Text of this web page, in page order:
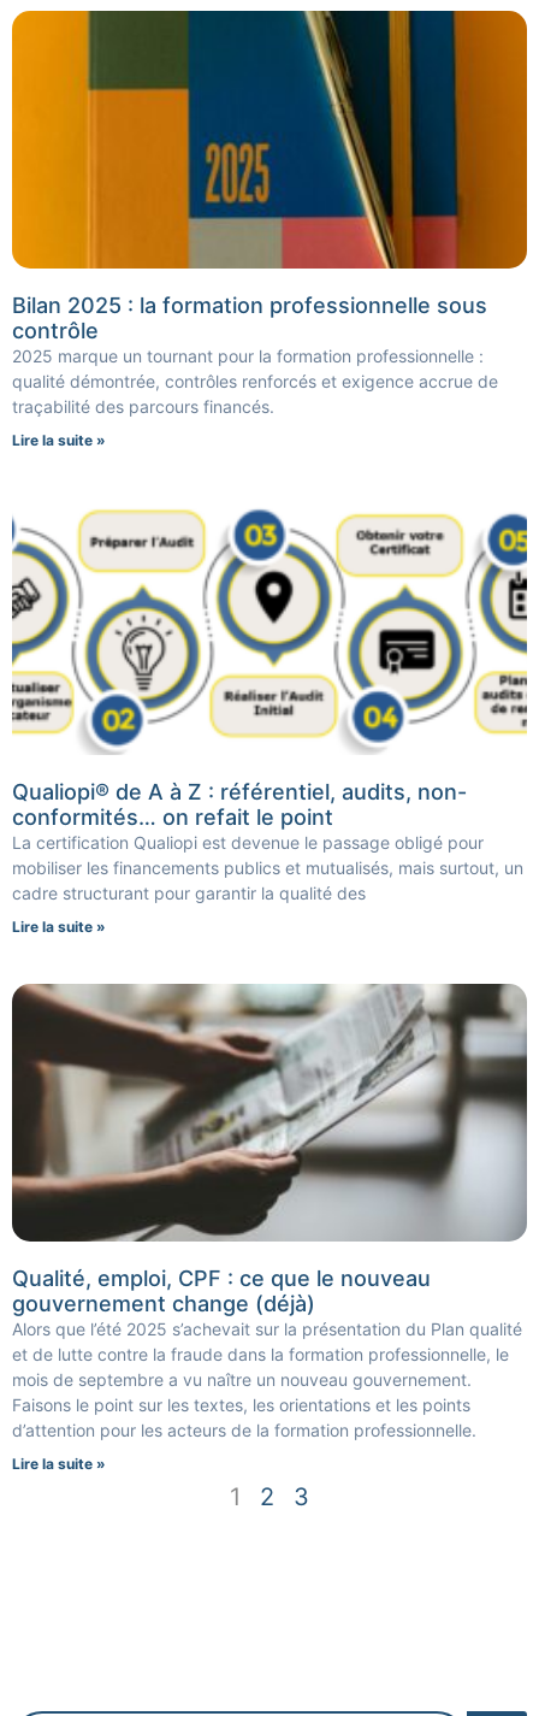
Bilan 2025 : la formation professionnelle sous
contrôle
2025 marque un tournant pour la formation professionnelle :
qualité démontrée, contrôles renforcés et exigence accrue de
traçabilité des parcours financés.
Lire la suite »
Qualiopi® de A à Z : référentiel, audits, non-
conformités… on refait le point
La certification Qualiopi est devenue le passage obligé pour
mobiliser les financements publics et mutualisés, mais surtout, un
cadre structurant pour garantir la qualité des
Lire la suite »
Qualité, emploi, CPF : ce que le nouveau
gouvernement change (déjà)
Alors que l’été 2025 s’achevait sur la présentation du Plan qualité
et de lutte contre la fraude dans la formation professionnelle, le
mois de septembre a vu naître un nouveau gouvernement.
Faisons le point sur les textes, les orientations et les points
d’attention pour les acteurs de la formation professionnelle.
Lire la suite »
1 2 3